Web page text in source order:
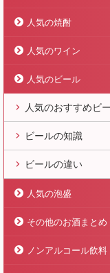
人気の焼酎
人気のワイン
人気のビール
人気のおすすめビ
ビールの知識
ビールの違い
人気の泡盛
その他のお酒まとめ
ノンアルコール飲料